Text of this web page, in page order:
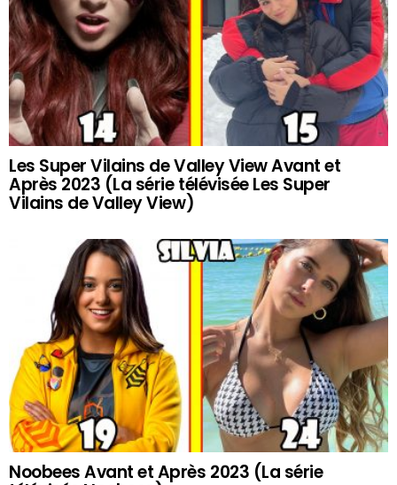
Les Super Vilains de Valley View Avant et
Après 2023 (La série télévisée Les Super
Vilains de Valley View)
Noobees Avant et Après 2023 (La série